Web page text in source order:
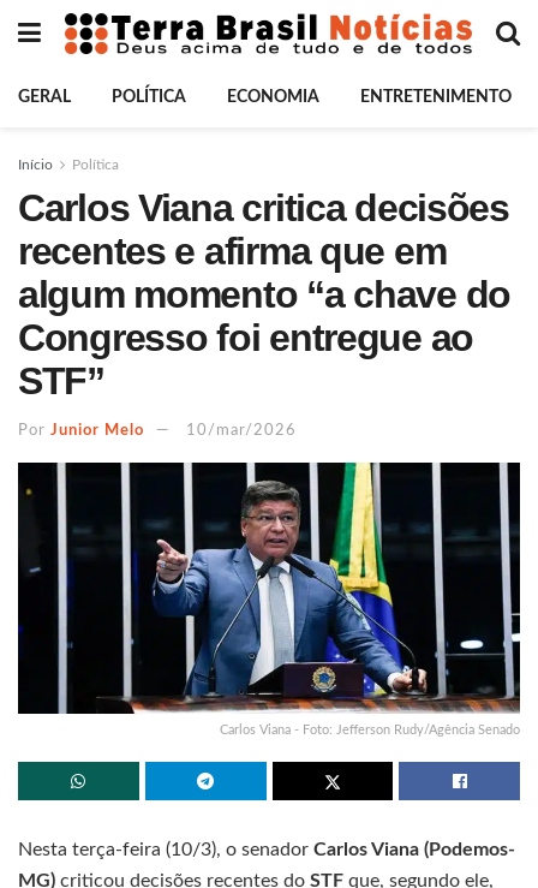
GERAL POLÍTICA ECONOMIA ENTRETENIMENTO
Início Política
Carlos Viana critica decisões
recentes e afirma que em
algum momento “a chave do
Congresso foi entregue ao
STF”
Por Junior Melo 10/mar/2026
Carlos Viana - Foto: Jefferson Rudy/Agência Senado
Nesta terça-feira (10/3), o senador Carlos Viana (Podemos-
MG) criticou decisões recentes do STF que, segundo ele,